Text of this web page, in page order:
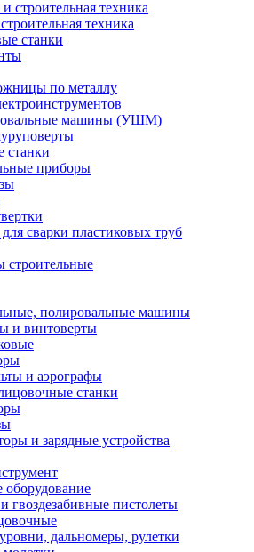
техника
станки
по металлу
машины (УШМ)
станки
приборы
сварки пластиковых труб
строительные
полировальные машины
и винтоверты
и аэрографы
станки
и зарядные устройства
оборудование
гвоздезабивные пистолеты
дальномеры, рулетки